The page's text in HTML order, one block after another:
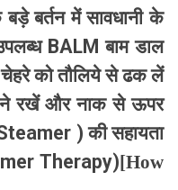
बर्तन में सावधानी के
BALMबाम डाल
को तौलिये से ढक लें
रखें और नाक से ऊपर
)की सहायता
Therapy)[How